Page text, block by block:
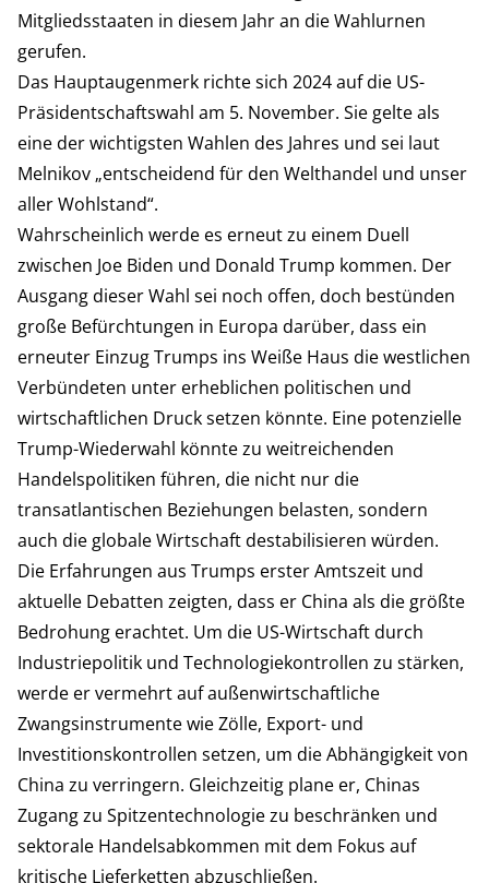
Mitgliedsstaaten in diesem Jahr an die Wahlurnen
gerufen.
Das Hauptaugenmerk richte sich 2024 auf die US-
Präsidentschaftswahl am 5. November. Sie gelte als
eine der wichtigsten Wahlen des Jahres und sei laut
Melnikov „entscheidend für den Welthandel und unser
aller Wohlstand“.
Wahrscheinlich werde es erneut zu einem Duell
zwischen Joe Biden und Donald Trump kommen. Der
Ausgang dieser Wahl sei noch offen, doch bestünden
große Befürchtungen in Europa darüber, dass ein
erneuter Einzug Trumps ins Weiße Haus die westlichen
Verbündeten unter erheblichen politischen und
wirtschaftlichen Druck setzen könnte. Eine potenzielle
Trump-Wiederwahl könnte zu weitreichenden
Handelspolitiken führen, die nicht nur die
transatlantischen Beziehungen belasten, sondern
auch die globale Wirtschaft destabilisieren würden.
Die Erfahrungen aus Trumps erster Amtszeit und
aktuelle Debatten zeigten, dass er China als die größte
Bedrohung erachtet. Um die US-Wirtschaft durch
Industriepolitik und Technologiekontrollen zu stärken,
werde er vermehrt auf außenwirtschaftliche
Zwangsinstrumente wie Zölle, Export- und
Investitionskontrollen setzen, um die Abhängigkeit von
China zu verringern. Gleichzeitig plane er, Chinas
Zugang zu Spitzentechnologie zu beschränken und
sektorale Handelsabkommen mit dem Fokus auf
kritische Lieferketten abzuschließen.